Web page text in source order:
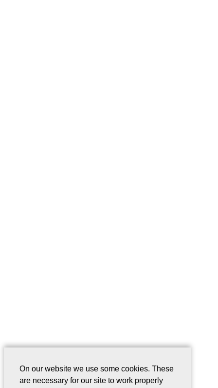
On our website we use some cookies. These
are necessary for our site to work properly